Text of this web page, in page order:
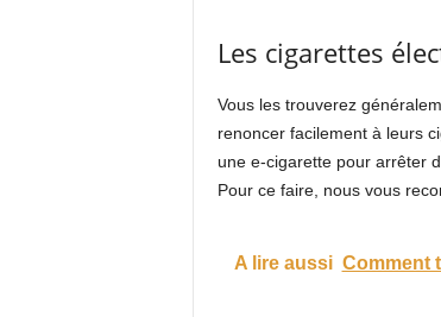
Les cigarettes
Vous les trouverez
renoncer facilement à leurs
une e-cigarette pour arrêter
Pour ce faire, nous vous
A lire aussi Comment